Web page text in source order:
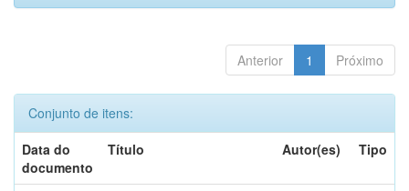
Anterior 1 Próximo
Conjunto de itens:
Data do
documento
Título Autor(es) Tipo